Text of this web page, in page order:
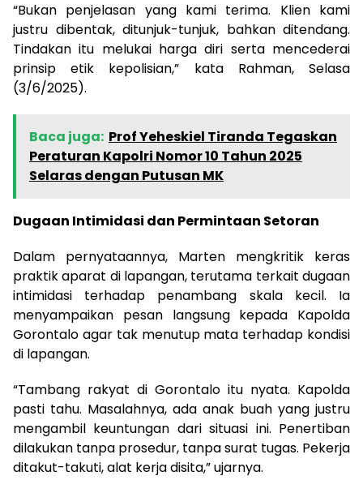
“Bukan penjelasan yang kami terima. Klien kami
justru dibentak, ditunjuk-tunjuk, bahkan ditendang.
Tindakan itu melukai harga diri serta mencederai
prinsip etik kepolisian,” kata Rahman, Selasa
(3/6/2025).
Baca juga: Prof Yeheskiel Tiranda Tegaskan
Peraturan Kapolri Nomor 10 Tahun 2025
Selaras dengan Putusan MK
Dugaan Intimidasi dan Permintaan Setoran
Dalam pernyataannya, Marten mengkritik keras
praktik aparat di lapangan, terutama terkait dugaan
intimidasi terhadap penambang skala kecil. Ia
menyampaikan pesan langsung kepada Kapolda
Gorontalo agar tak menutup mata terhadap kondisi
di lapangan.
“Tambang rakyat di Gorontalo itu nyata. Kapolda
pasti tahu. Masalahnya, ada anak buah yang justru
mengambil keuntungan dari situasi ini. Penertiban
dilakukan tanpa prosedur, tanpa surat tugas. Pekerja
ditakut-takuti, alat kerja disita,” ujarnya.